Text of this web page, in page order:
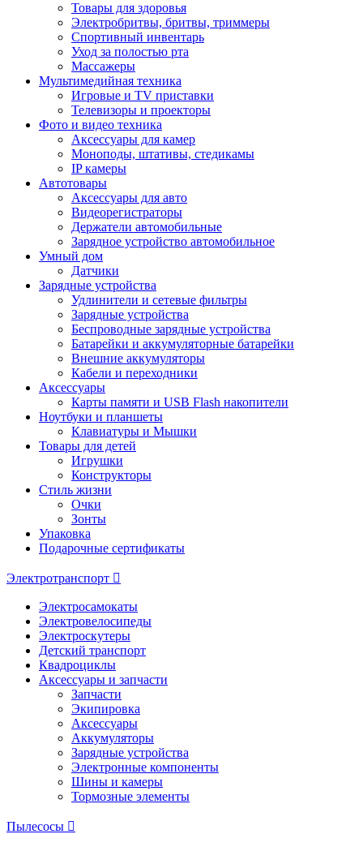
Товары для здоровья
Электробритвы, бритвы, триммеры
Спортивный инвентарь
Уход за полостью рта
Массажеры
Мультимедийная техника
Игровые и TV приставки
Телевизоры и проекторы
Фото и видео техника
Аксессуары для камер
Моноподы, штативы, стедикамы
IP камеры
Автотовары
Аксессуары для авто
Видеорегистраторы
Держатели автомобильные
Зарядное устройство автомобильное
Умный дом
Датчики
Зарядные устройства
Удлинители и сетевые фильтры
Зарядные устройства
Беспроводные зарядные устройства
Батарейки и аккумуляторные батарейки
Внешние аккумуляторы
Кабели и переходники
Аксессуары
Карты памяти и USB Flash накопители
Ноутбуки и планшеты
Клавиатуры и Мышки
Товары для детей
Игрушки
Конструкторы
Стиль жизни
Очки
Зонты
Упаковка
Подарочные сертификаты
Электротранспорт
Электросамокаты
Электровелосипеды
Электроскутеры
Детский транспорт
Квадроциклы
Аксессуары и запчасти
Запчасти
Экипировка
Аксессуары
Аккумуляторы
Зарядные устройства
Электронные компоненты
Шины и камеры
Тормозные элементы
Пылесосы